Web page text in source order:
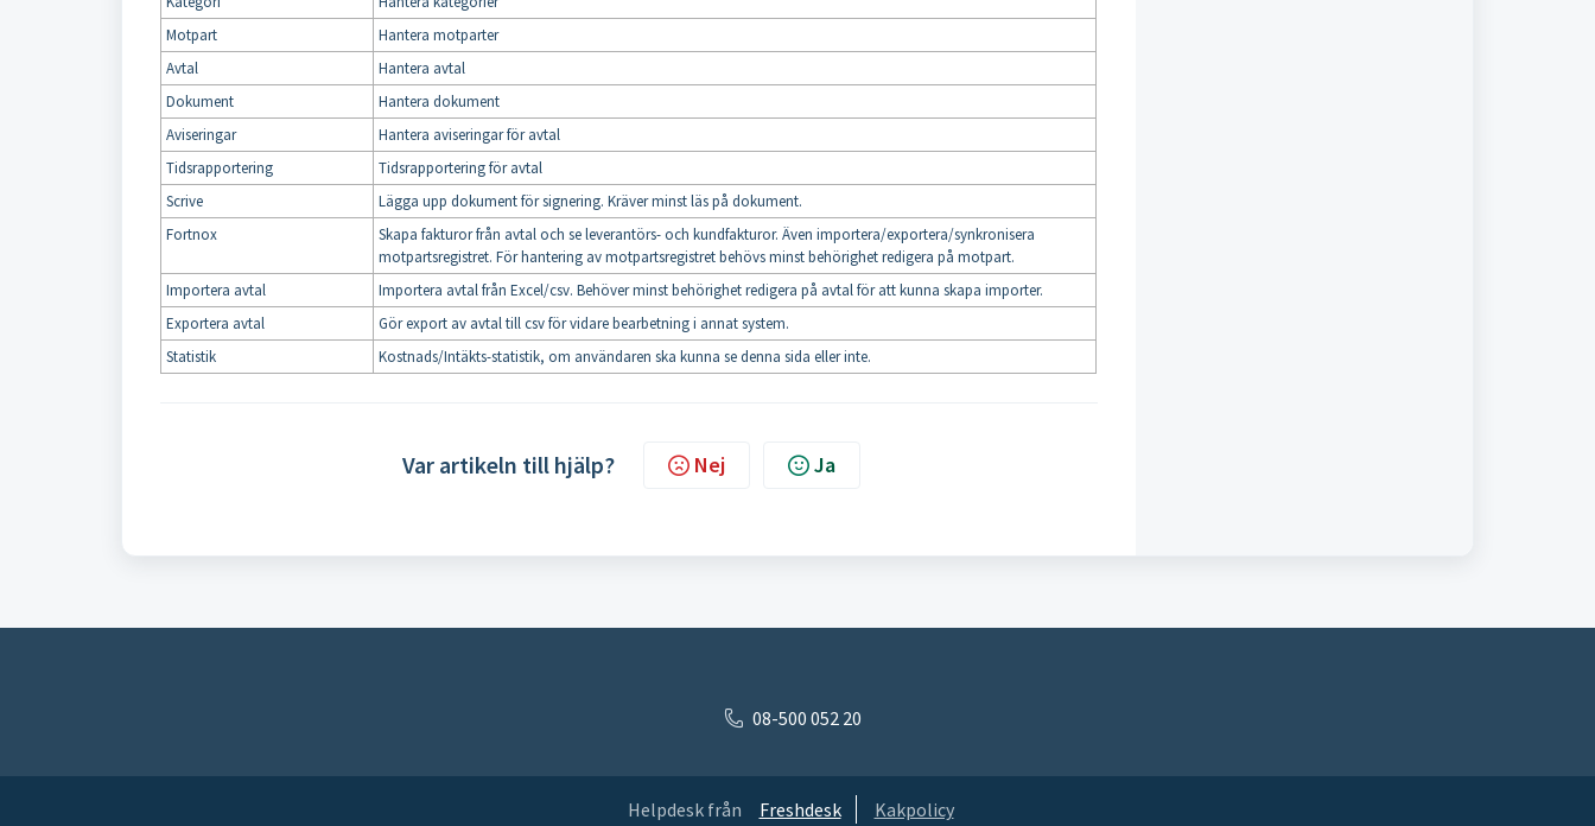
Motpart
Hantera motparter
Avtal
Hantera avtal
Dokument
Hantera dokument
Aviseringar
Hantera aviseringar för avtal
Tidsrapportering
Tidsrapportering för avtal
Scrive
Lägga upp dokument för signering. Kräver minst läs på dokument.
Fortnox
Skapa fakturor från avtal och se leverantörs- och kundfakturor. Även importera/exportera/synkronisera
motpartsregistret. För hantering av motpartsregistret behövs minst behörighet redigera på motpart.
Importera avtal
Importera avtal från Excel/csv. Behöver minst behörighet redigera på avtal för att kunna skapa importer.
Exportera avtal
Gör export av avtal till csv för vidare bearbetning i annat system.
Statistik
Kostnads/Intäkts-statistik, om användaren ska kunna se denna sida eller inte.
Var artikeln till hjälp? Nej Ja
08-500 052 20
Helpdesk från Freshdesk Kakpolicy